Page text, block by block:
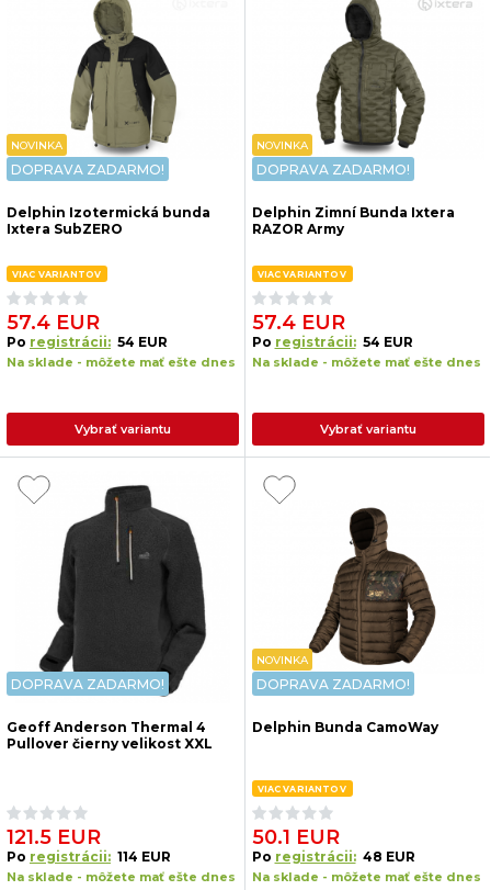
NOVINKA
DOPRAVA ZADARMO!
Delphin Izotermická bunda
Ixtera SubZERO
VIAC VARIANTOV
57.4 EUR
Po registrácii: 54 EUR
Na sklade - môžete mať ešte dnes
Vybrať variantu
NOVINKA
DOPRAVA ZADARMO!
Delphin Zimní Bunda Ixtera
RAZOR Army
VIAC VARIANTOV
57.4 EUR
Po registrácii: 54 EUR
Na sklade - môžete mať ešte dnes
Vybrať variantu
DOPRAVA ZADARMO!
Geoff Anderson Thermal 4
Pullover čierny velikost XXL
121.5 EUR
Po registrácii: 114 EUR
Na sklade - môžete mať ešte dnes
NOVINKA
DOPRAVA ZADARMO!
Delphin Bunda CamoWay
VIAC VARIANTOV
50.1 EUR
Po registrácii: 48 EUR
Na sklade - môžete mať ešte dnes